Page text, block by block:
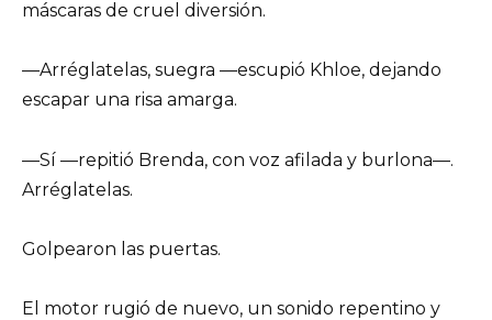
máscaras de cruel diversión.
—Arréglatelas, suegra —escupió Khloe, dejando
escapar una risa amarga.
—Sí —repitió Brenda, con voz afilada y burlona—.
Arréglatelas.
Golpearon las puertas.
El motor rugió de nuevo, un sonido repentino y